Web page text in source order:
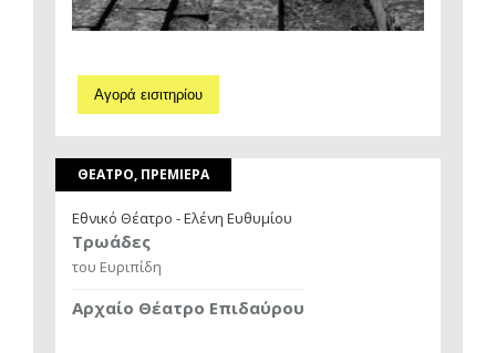
Αγορά εισιτηρίου
ΘΕΑΤΡΟ, ΠΡΕΜΙΕΡΑ
Εθνικό Θέατρο - Ελένη Ευθυμίου
Τρωάδες
του Ευριπίδη
Αρχαίο Θέατρο Επιδαύρου